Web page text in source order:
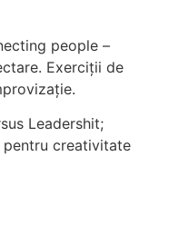
people –
Exerciții de
Leadershit;
pentru creativitate